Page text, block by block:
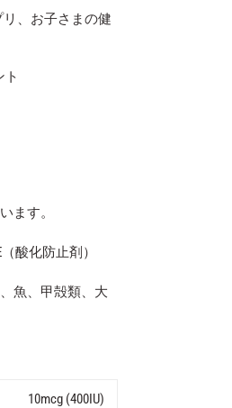
、お子さまの健
ト
ます。
酸化防止剤）
魚、甲殻類、大
10mcg (400IU)